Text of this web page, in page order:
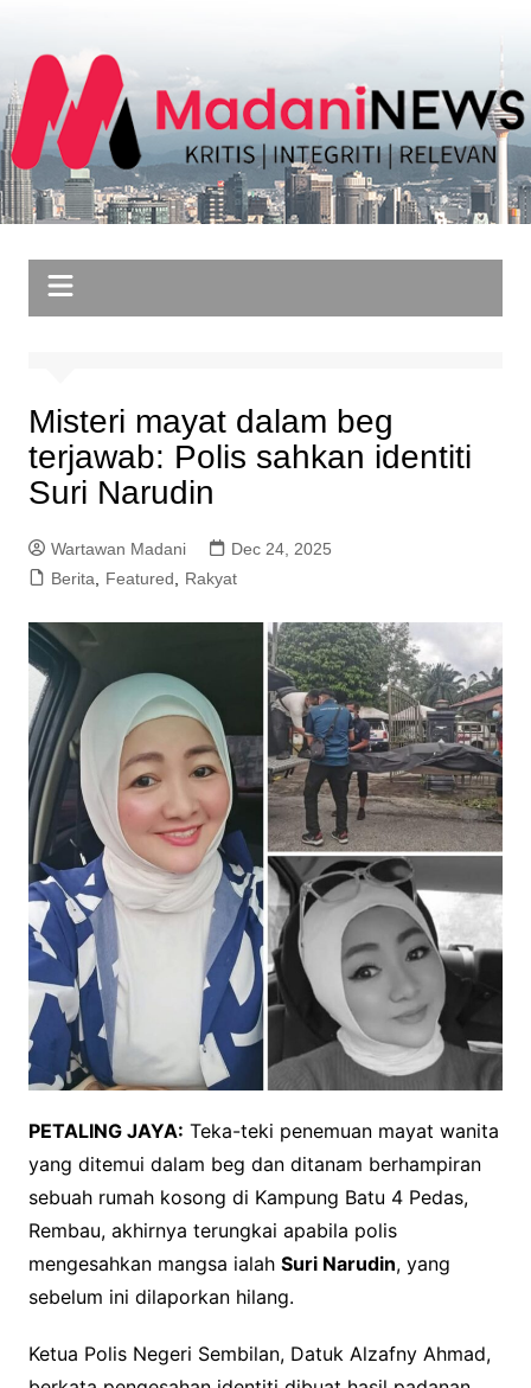
content
Misteri mayat dalam beg
terjawab: Polis sahkan identiti
Suri Narudin
Wartawan Madani
Dec 24, 2025
Berita, Featured, Rakyat
PETALING JAYA: Teka-teki penemuan mayat wanita
yang ditemui dalam beg dan ditanam berhampiran
sebuah rumah kosong di Kampung Batu 4 Pedas,
Rembau, akhirnya terungkai apabila polis
mengesahkan mangsa ialah Suri Narudin, yang
sebelum ini dilaporkan hilang.
Ketua Polis Negeri Sembilan, Datuk Alzafny Ahmad,